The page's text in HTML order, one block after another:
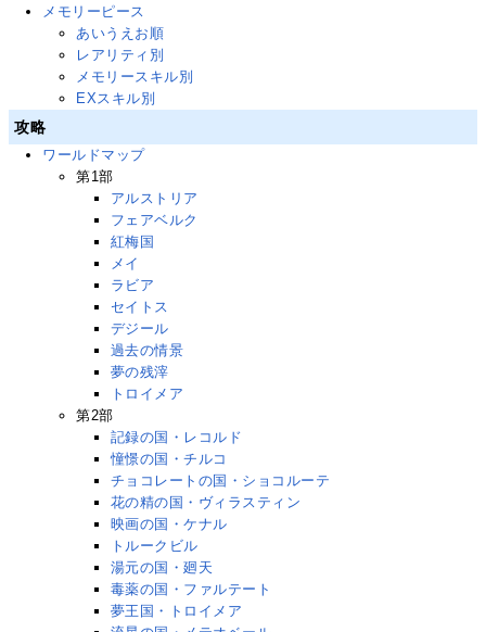
メモリーピース
あいうえお順
レアリティ別
メモリースキル別
EXスキル別
攻略
ワールドマップ
第1部
アルストリア
フェアベルク
紅梅国
メイ
ラビア
セイトス
デジール
過去の情景
夢の残滓
トロイメア
第2部
記録の国・レコルド
憧憬の国・チルコ
チョコレートの国・ショコルーテ
花の精の国・ヴィラスティン
映画の国・ケナル
トルークビル
湯元の国・廻天
毒薬の国・ファルテート
夢王国・トロイメア